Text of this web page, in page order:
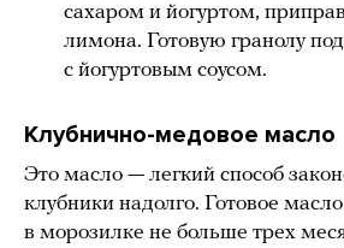
сахаром и йогуртом,
лимона. Готовую гранолу
с йогуртовым соусом.
Клубнично-медовое масло
Это масло — легкий способ
клубники надолго. Готовое
в морозилке не больше трех